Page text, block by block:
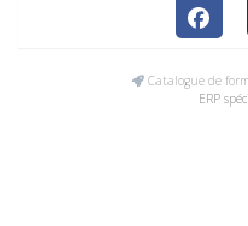
Catalogue de
ERP